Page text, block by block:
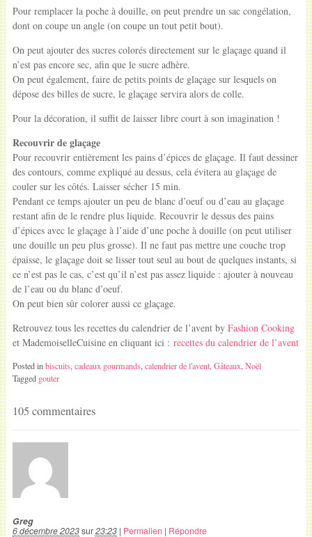
Pour remplacer la poche à douille, on peut prendre un sac congélation,
dont on coupe un angle (on coupe un tout petit bout).
On peut ajouter des sucres colorés directement sur le glaçage quand il
n’est pas encore sec, afin que le sucre adhère.
On peut également, faire de petits points de glaçage sur lesquels on
dépose des billes de sucre, le glaçage servira alors de colle.
Pour la décoration, il suffit de laisser libre court à son imagination !
Recouvrir de glaçage
Pour recouvrir entièrement les pains d’épices de glaçage. Il faut dessiner
des contours, comme expliqué au dessus, cela évitera au glaçage de
couler sur les côtés. Laisser sécher 15 min.
Pendant ce temps ajouter un peu de blanc d’oeuf ou d’eau au glaçage
restant afin de le rendre plus liquide. Recouvrir le dessus des pains
d’épices avec le glaçage à l’aide d’une poche à douille (on peut utiliser
une douille un peu plus grosse). Il ne faut pas mettre une couche trop
épaisse, le glaçage doit se lisser tout seul au bout de quelques instants, si
ce n’est pas le cas, c’est qu’il n’est pas assez liquide : ajouter à nouveau
de l’eau ou du blanc d’oeuf.
On peut bien sûr colorer aussi ce glaçage.
Retrouvez tous les recettes du calendrier de l’avent by Fashion Cooking
et MademoiselleCuisine en cliquant ici : recettes du calendrier de l’avent
Posted inbiscuits, cadeaux gourmands, calendrier de l'avent, Gâteaux, Noël
Tagged gouter
105 commentaires
Greg
6 décembre 2023sur23:23| Permalien | Répondre